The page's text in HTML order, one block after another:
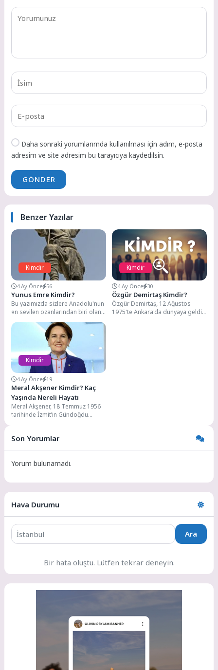
Daha sonraki yorumlarımda kullanılması için adım, e-posta
adresim ve site adresim bu tarayıcıya kaydedilsin.
GÖNDER
Benzer Yazılar
Kimdir
4 Ay Önce 56
Yunus Emre Kimdir?
Bu yazımızda sizlere Anadolu'nun
en sevilen ozanlarından biri olan
Yunus Emre'den bahsedeceğiz.
13. yüzyılda, Anadolu'nun...
Kimdir
4 Ay Önce 30
Özgür Demirtaş Kimdir?
Özgür Demirtaş, 12 Ağustos
1975'te Ankara'da dünyaya geldi.
Kimdir
4 Ay Önce 19
Meral Akşener Kimdir? Kaç
Yaşında Nereli Hayatı
Meral Akşener, 18 Temmuz 1956
tarihinde İzmit’in Gündoğdu
Son Yorumlar
Yorum bulunamadı.
Hava Durumu
Ara
Bir hata oluştu. Lütfen tekrar deneyin.